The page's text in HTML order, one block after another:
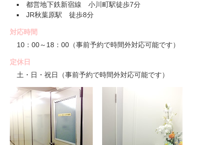
都営地下鉄新宿線 小川町駅徒歩7分
JR秋葉原駅 徒歩8分
対応時間
10：00～18：00（事前予約で時間外対応可能です）
定休日
土・日・祝日（事前予約で時間外対応可能です）